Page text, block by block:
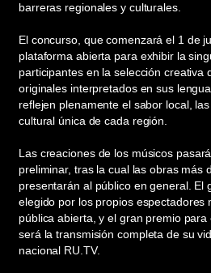
barreras regionales y culturales.
El concurso, que comenzará el 1 de
plataforma abierta para exhibir la
participantes en la selección creativa
originales interpretados en sus
reflejen plenamente el sabor local,
cultural única de cada región.
Las creaciones de los músicos
preliminar, tras la cual las obras más
presentarán al público en general. El
elegido por los propios espectadores
pública abierta, y el gran premio
será la transmisión completa de su
nacional RU.TV.